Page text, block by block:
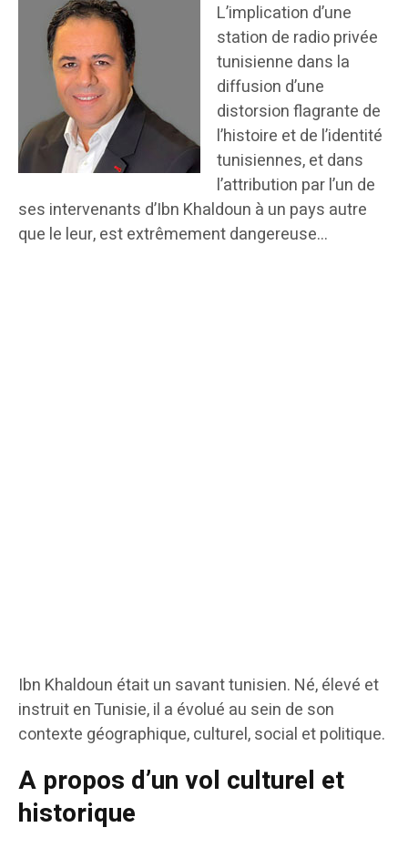
L’implication d’une
station de radio privée
tunisienne dans la
diffusion d’une
distorsion flagrante de
l’histoire et de l’identité
tunisiennes, et dans
l’attribution par l’un de
ses intervenants d’Ibn Khaldoun à un pays autre
que le leur, est extrêmement dangereuse…
Ibn Khaldoun était un savant tunisien. Né, élevé et
instruit en Tunisie, il a évolué au sein de son
contexte géographique, culturel, social et politique.
A propos d’un vol culturel et
historique